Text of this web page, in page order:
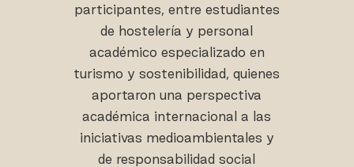
participantes, entre estudiantes
de hostelería y personal
académico especializado en
turismo y sostenibilidad, quienes
aportaron una perspectiva
académica internacional a las
iniciativas medioambientales y
de responsabilidad social